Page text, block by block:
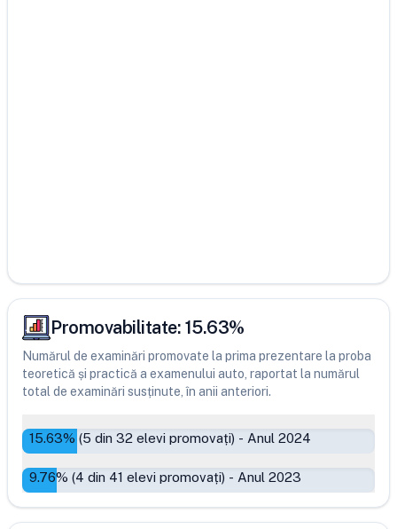
Promovabilitate: 15.63%
Numărul de examinări promovate la prima prezentare la proba
teoretică și practică a examenului auto, raportat la numărul
total de examinări susținute, în anii anteriori.
15.63% (5 din 32 elevi promovați) - Anul 2024
9.76% (4 din 41 elevi promovați) - Anul 2023